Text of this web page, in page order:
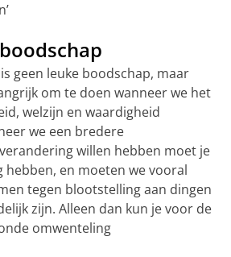
geen leuke boodschap, maar
om te doen wanneer we het
welzijn en waardigheid
we een bredere
willen hebben moet je
hebben, en moeten we vooral
tegen blootstelling aan dingen
zijn. Alleen dan kun je voor de
omwenteling